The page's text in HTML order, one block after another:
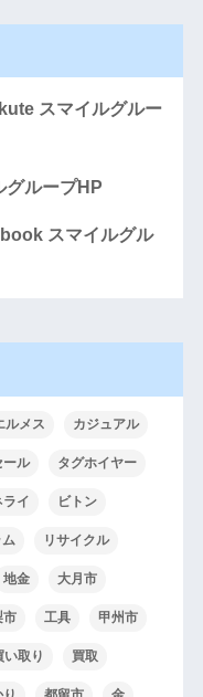
スマイルグルー
グループHP
スマイルグル
ルメス カジュアル
ール タグホイヤー
ライ ビトン
リサイクル
地金 大月市
市 工具 甲州市
い取り 買取